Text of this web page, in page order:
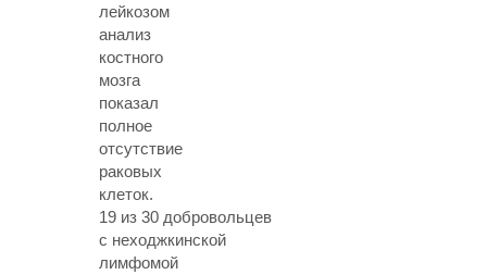
лейкозом
анализ
костного
мозга
показал
полное
отсутствие
раковых
клеток.
19 из 30 добровольцев
с неходжкинской
лимфомой